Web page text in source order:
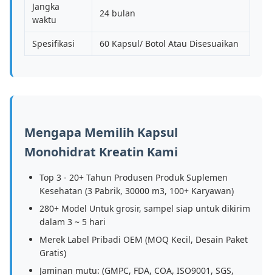
Jangka
waktu
24 bulan
Spesifikasi 60 Kapsul/ Botol Atau Disesuaikan
Mengapa Memilih Kapsul
Monohidrat Kreatin Kami
Top 3 - 20+ Tahun Produsen Produk Suplemen
Kesehatan (3 Pabrik, 30000 m3, 100+ Karyawan)
280+ Model Untuk grosir, sampel siap untuk dikirim
dalam 3 ~ 5 hari
Merek Label Pribadi OEM (MOQ Kecil, Desain Paket
Gratis)
Jaminan mutu: (GMPC, FDA, COA, ISO9001, SGS,